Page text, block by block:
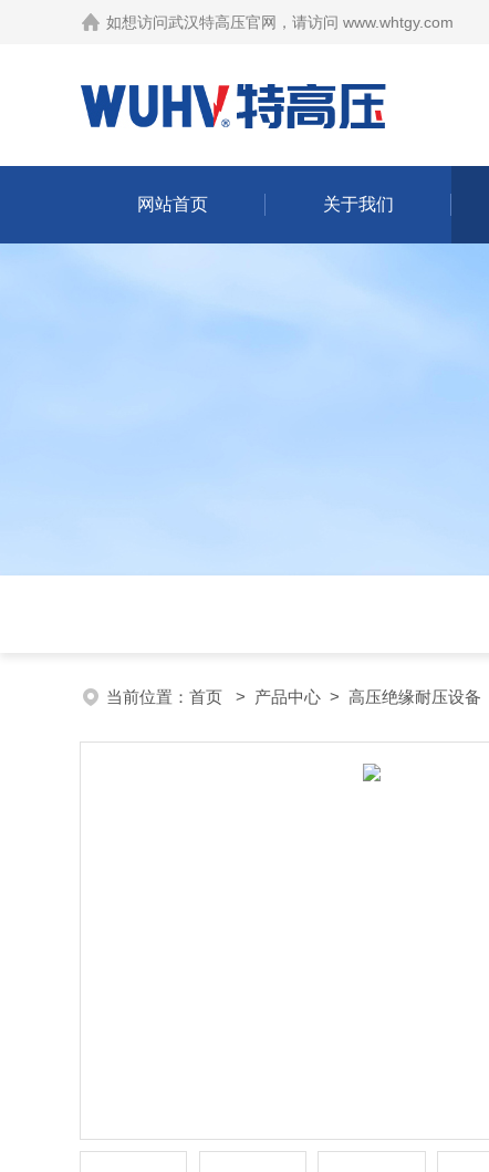
如想访问武汉特高压官网，请访问 www.whtgy.com
网站首页 关于我们
当前位置： 首页 > 产品中心 > 高压绝缘耐压设备